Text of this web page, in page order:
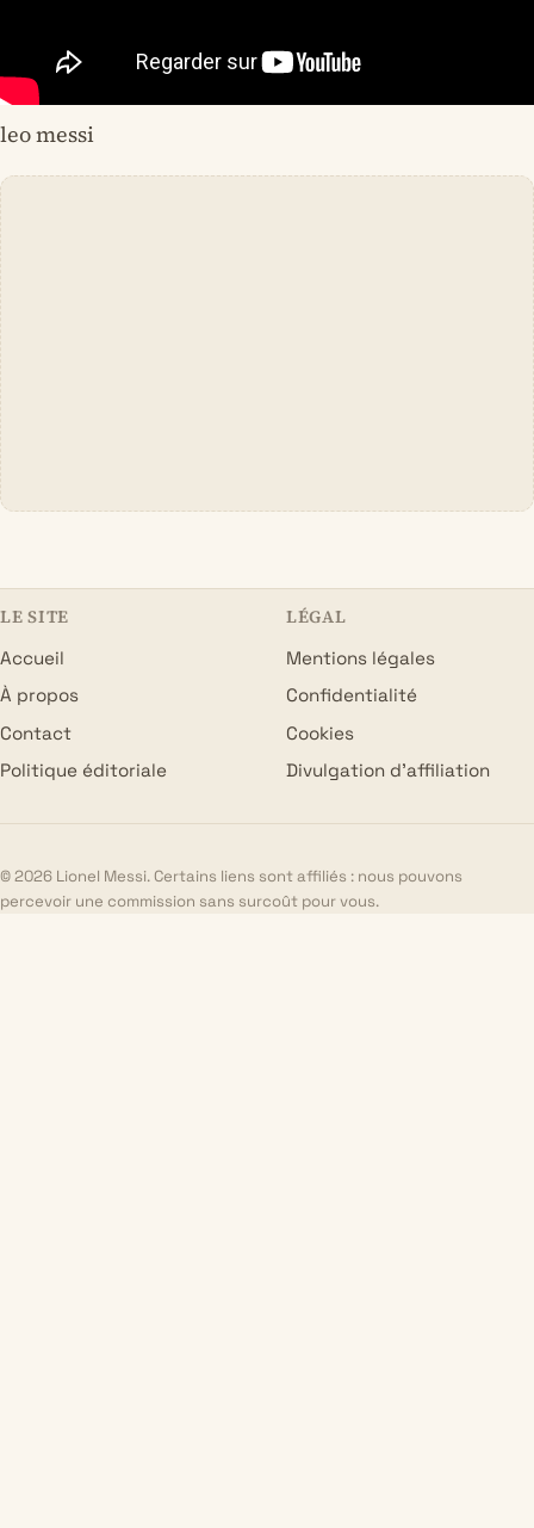
leo messi
LE SITE
Accueil
À propos
Contact
Politique éditoriale
LÉGAL
Mentions légales
Confidentialité
Cookies
Divulgation d’affiliation
© 2026 Lionel Messi. Certains liens sont affiliés : nous pouvons
percevoir une commission sans surcoût pour vous.